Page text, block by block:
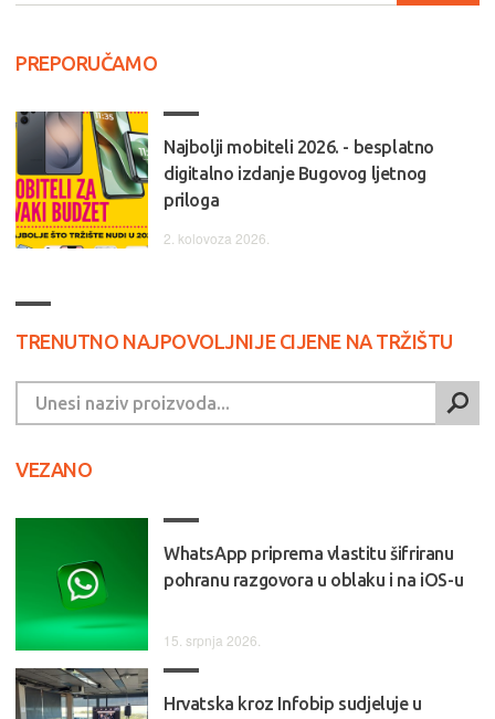
PREPORUČAMO
Najbolji mobiteli 2026. - besplatno
digitalno izdanje Bugovog ljetnog
priloga
2. kolovoza 2026.
TRENUTNO NAJPOVOLJNIJE CIJENE NA TRŽIŠTU
VEZANO
WhatsApp priprema vlastitu šifriranu
pohranu razgovora u oblaku i na iOS-u
15. srpnja 2026.
Hrvatska kroz Infobip sudjeluje u